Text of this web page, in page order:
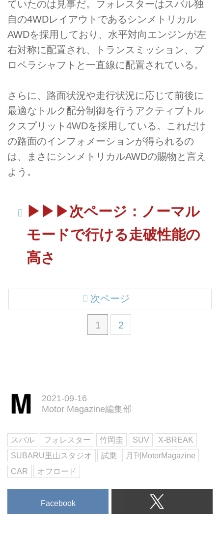
ていたのは見事だ。フォレスターはスバル独
自の4WDレイアウトであるシンメトリカル
AWDを採用しており、水平対向エンジンが左
右対称に配置され、トランスミッション、プ
ロペラシャフトと一直線に配置されている。
さらに、路面状況や走行状況に応じて前後に
最適なトルク配分制御を行うアクティブトル
クスプリット4WDを採用している。これだけ
の路面のインフォメーションが得られるの
は、まさにシンメトリカルAWDの賜物と言え
よう。
▶︎▶︎▶︎次ページ：ノーマル
モードで行ける走破性能の
高さ
1 2
次ページ
2021-09-16
Motor Magazine編集部
スバル フォレスター 竹岡圭 SUV
X-BREAK
SUBARU里山スタジオ
試乗
月刊MotorMagazine
CAR
オフロード
Facebook